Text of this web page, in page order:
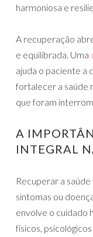
harmoniosa e
A recuperação
e equilibrada. Uma
ajuda o paciente a
fortalecer a saúde
que foram
A
INTEGRAL
Recuperar a
sintomas ou
envolve o cuidado
físicos,